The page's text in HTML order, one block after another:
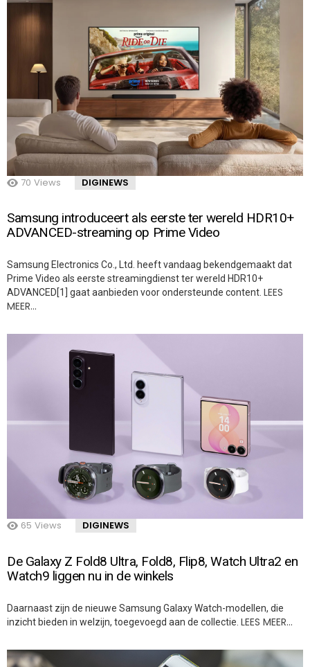
70 Views DIGINEWS
Samsung introduceert als eerste ter wereld HDR10+
ADVANCED-streaming op Prime Video
Samsung Electronics Co., Ltd. heeft vandaag bekendgemaakt dat
Prime Video als eerste streamingdienst ter wereld HDR10+
ADVANCED[1] gaat aanbieden voor ondersteunde content. LEES
MEER…
65 Views DIGINEWS
De Galaxy Z Fold8 Ultra, Fold8, Flip8, Watch Ultra2 en
Watch9 liggen nu in de winkels
Daarnaast zijn de nieuwe Samsung Galaxy Watch-modellen, die
inzicht bieden in welzijn, toegevoegd aan de collectie. LEES MEER…